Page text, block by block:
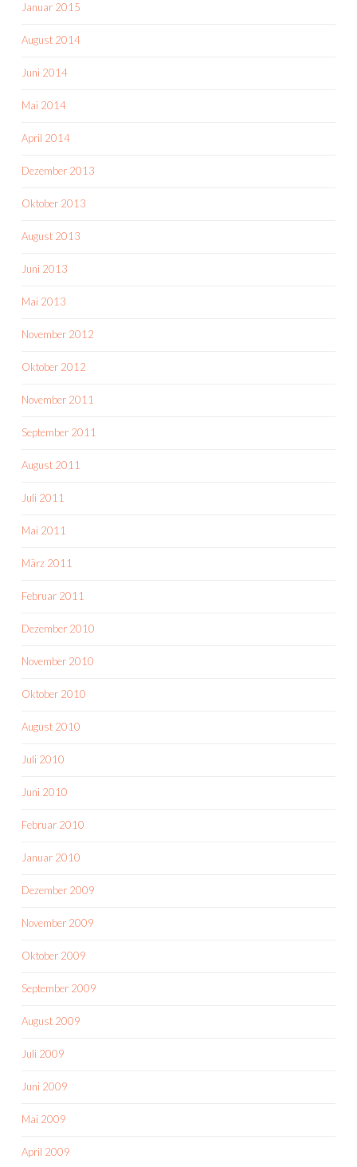
Januar 2015
August 2014
Juni 2014
Mai 2014
April 2014
Dezember 2013
Oktober 2013
August 2013
Juni 2013
Mai 2013
November 2012
Oktober 2012
November 2011
September 2011
August 2011
Juli 2011
Mai 2011
März 2011
Februar 2011
Dezember 2010
November 2010
Oktober 2010
August 2010
Juli 2010
Juni 2010
Februar 2010
Januar 2010
Dezember 2009
November 2009
Oktober 2009
September 2009
August 2009
Juli 2009
Juni 2009
Mai 2009
April 2009